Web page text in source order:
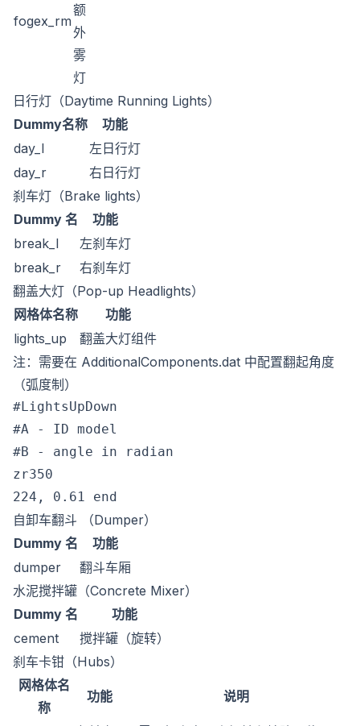
fogex_rm
额
外
雾
灯
日行灯（Daytime Running Lights）
Dummy名称
功能
day_l
左日行灯
day_r
右日行灯
刹车灯（Brake lights）
Dummy 名
功能
break_l
左刹车灯
break_r
右刹车灯
翻盖大灯（Pop-up Headlights）
网格体名称
功能
lights_up
翻盖大灯组件
注：需要在 AdditionalComponents.dat 中配置翻起角度
（弧度制）
#LightsUpDown
#A - ID model
#B - angle in radian
zr350
自卸车翻斗 （Dumper）
Dummy 名
功能
dumper
翻斗车厢
水泥搅拌罐（Concrete Mixer）
Dummy 名
功能
cement
搅拌罐（旋转）
刹车卡钳（Hubs）
网格体名
称
功能 说明